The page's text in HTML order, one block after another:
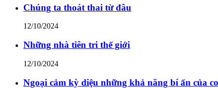
Chúng ta thoát thai từ đâu
12/10/2024
Những nhà tiên tri thế giới
12/10/2024
Ngoại cảm kỳ diệu những khả năng bí ẩn của